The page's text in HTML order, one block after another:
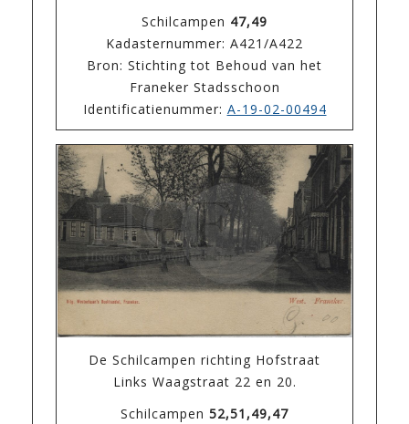
Schilcampen 47,49
Kadasternummer: A421/A422
Bron: Stichting tot Behoud van het
Franeker Stadsschoon
Identificatienummer: A-19-02-00494
De Schilcampen richting Hofstraat
Links Waagstraat 22 en 20.
Schilcampen 52,51,49,47